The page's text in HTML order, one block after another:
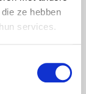
ze hebben
services.